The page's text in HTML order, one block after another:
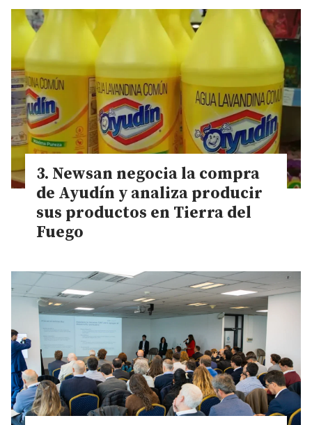
Newsan negocia la compra
de Ayudín y analiza producir
sus productos en Tierra del
Fuego